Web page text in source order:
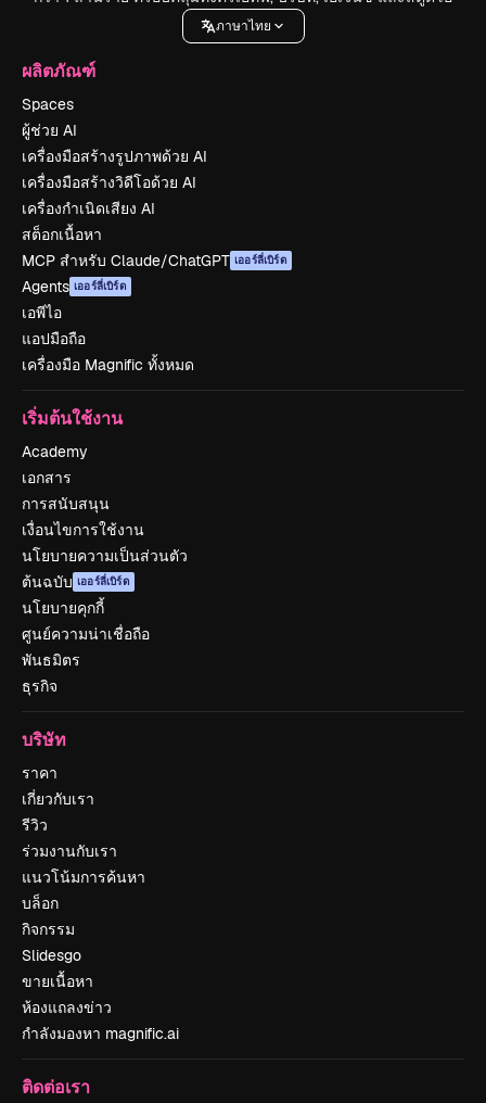
ภาษาไทย
ผลิตภัณฑ์
Spaces
ผู้ช่วย AI
เครื่องมือสร้างรูปภาพด้วย AI
เครื่องมือสร้างวิดีโอด้วย AI
เครื่องกำเนิดเสียง AI
สต็อกเนื้อหา
MCP สำหรับ Claude/ChatGPT เออร์ลี่เบิร์ด
Agents เออร์ลี่เบิร์ด
เอพีไอ
แอปมือถือ
เครื่องมือ Magnific ทั้งหมด
เริ่มต้นใช้งาน
Academy
เอกสาร
การสนับสนุน
เงื่อนไขการใช้งาน
นโยบายความเป็นส่วนตัว
ต้นฉบับ เออร์ลี่เบิร์ด
นโยบายคุกกี้
ศูนย์ความน่าเชื่อถือ
พันธมิตร
ธุรกิจ
บริษัท
ราคา
เกี่ยวกับเรา
รีวิว
ร่วมงานกับเรา
แนวโน้มการค้นหา
บล็อก
กิจกรรม
Slidesgo
ขายเนื้อหา
ห้องแถลงข่าว
กำลังมองหา magnific.ai
ติดต่อเรา